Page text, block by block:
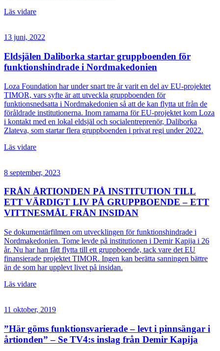
Läs vidare
13 juni, 2022
Eldsjälen Daliborka startar gruppboenden för
funktionshindrade i Nordmakedonien
Loza Foundation har under snart tre år varit en del av EU-projektet
TIMOR, vars syfte är att utveckla gruppboenden för
funktionsnedsatta i Nordmakedonien så att de kan flytta ut från de
föråldrade institutionerna. Inom ramarna för EU-projektet kom Loza
i kontakt med en lokal eldsjäl och socialentreprenör, Daliborka
Zlateva, som startar flera gruppboenden i privat regi under 2022.
Läs vidare
8 september, 2023
FRÅN ÅRTIONDEN PÅ INSTITUTION TILL
ETT VÄRDIGT LIV PÅ GRUPPBOENDE – ETT
VITTNESMÅL FRÅN INSIDAN
Se dokumentärfilmen om utvecklingen för funktionshindrade i
Nordmakedonien. Tome levde på institutionen i Demir Kapija i 26
år. Nu har han fått flytta till ett gruppboende, tack vare det EU
finansierade projektet TIMOR. Ingen kan berätta sanningen bättre
än de som har upplevt livet på insidan.
Läs vidare
11 oktober, 2019
”Här göms funktionsvarierade – levt i pinnsängar i
årtionden” – Se TV4:s inslag från Demir Kapija